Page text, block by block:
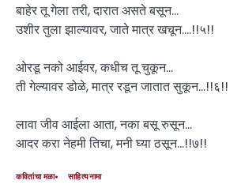
बाहेर तू गेला तरी, दारात असते बसून…
उशीर तुला झाल्यावर, जाते मात्र खचून….!!५!!
ओरडू नको आईवर, कधीच तू चुकून…
ती गेल्यावर डोळे, मात्र रडून जातात सुकून…!!६!!
लावा जीव आईला आता, नका बसू रुसून…
आदर करा नेहमी तिचा, मनी घ्या ठसून…!!७!!
कवितांचा मळा साहित्यनामा